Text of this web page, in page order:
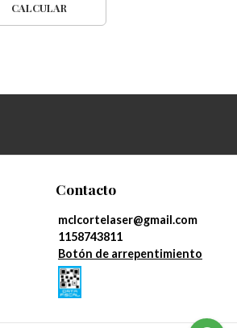
CALCULAR
Contacto
mclcortelaser@gmail.com
1158743811
Botón de arrepentimiento